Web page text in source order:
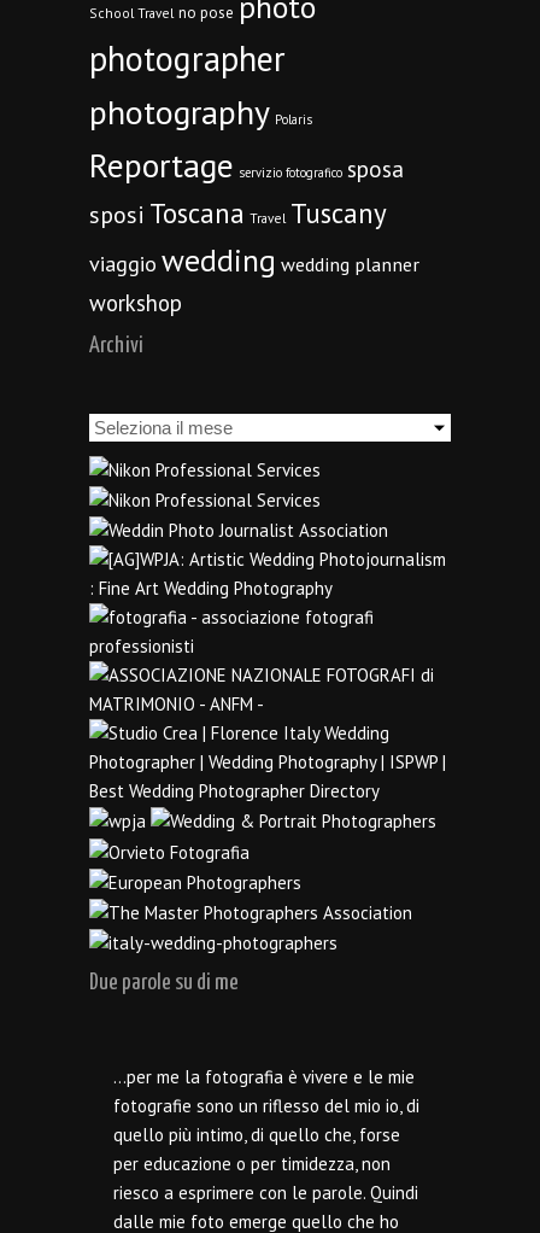
School Travel no pose
photographer
photography Polaris
Reportage servizio fotografico sposa
sposi Toscana Travel Tuscany
viaggio wedding wedding planner
workshop
Archivi
Archivi
Due parole su di me
…per me la fotografia è vivere e le mie
fotografie sono un riflesso del mio io, di
quello più intimo, di quello che, forse
per educazione o per timidezza, non
riesco a esprimere con le parole. Quindi
dalle mie foto emerge quello che ho